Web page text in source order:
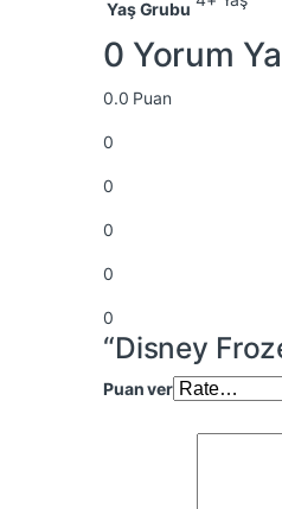
Yaş Grubu
0 Yorum
0.0 Puan
0
0
0
0
0
“Disney
Puan ver